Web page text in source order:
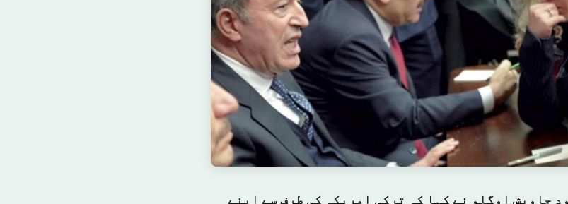
جاویش اوگلو نے کہا کہ ترکی امریکہ کی طرف سے اپنے